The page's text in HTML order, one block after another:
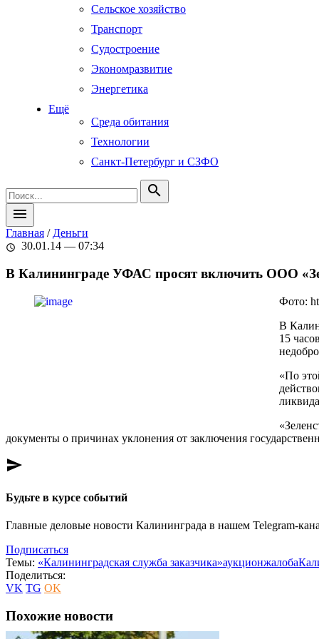
Сельское хозяйство
Транспорт
Судостроение
Экономразвитие
Энергетика
Ещё
Среда обитания
Технологии
Санкт-Петербург и СЗФО
search
menu
Главная / Деньги
schedule 30.01.14 — 07:34
В Калининграде УФАС просят включить ООО
Фото:
В
15
«По
документы о причинах уклонения от заключения
send
Будьте в курсе событий
Главные деловые новости Калининграда в нашем Telegram-
Подписаться
Темы: «Калининградская служба заказчика»аукционжалоба
Поделиться:
VK TG OK
Похожие новости